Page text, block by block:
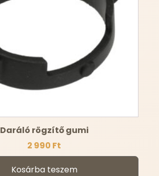
Daráló rögzítő gumi
2 990 Ft
Kosárba teszem